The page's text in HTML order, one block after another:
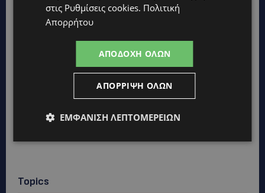
Topics
στις Ρυθμίσεις cookies. Πολιτική
Απορρήτου
ΑΠΟΔΟΧΉ ΌΛΩΝ
ΑΠΌΡΡΙΨΗ ΌΛΩΝ
ΕΜΦΆΝΙΣΗ ΛΕΠΤΟΜΕΡΕΙΏΝ